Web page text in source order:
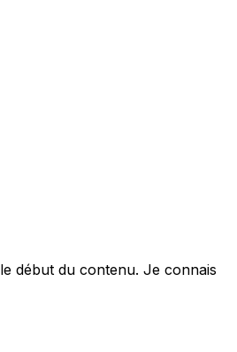
début du contenu. Je connais